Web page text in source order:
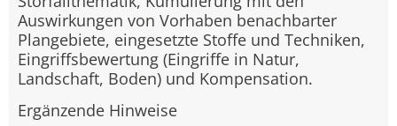
Auswirkungen von Vorhaben benachbarter
Plangebiete, eingesetzte Stoffe und Techniken,
Eingriffsbewertung (Eingriffe in Natur,
Landschaft, Boden) und Kompensation.
Ergänzende Hinweise